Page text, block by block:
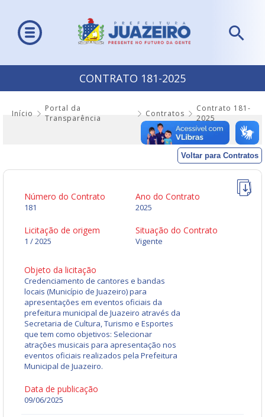
CONTRATO 181-2025
Início
Portal da
Transparência
Contratos
Contrato 181-
2025
Voltar para Contratos
Número do Contrato
181
Ano do Contrato
2025
Licitação de origem
1 / 2025
Situação do Contrato
Vigente
Objeto da licitação
Credenciamento de cantores e bandas
locais (Município de Juazeiro) para
apresentações em eventos oficiais da
prefeitura municipal de Juazeiro através da
Secretaria de Cultura, Turismo e Esportes
que tem como objetivos: Selecionar
atrações musicais para apresentação nos
eventos oficiais realizados pela Prefeitura
Municipal de Juazeiro.
Data de publicação
09/06/2025